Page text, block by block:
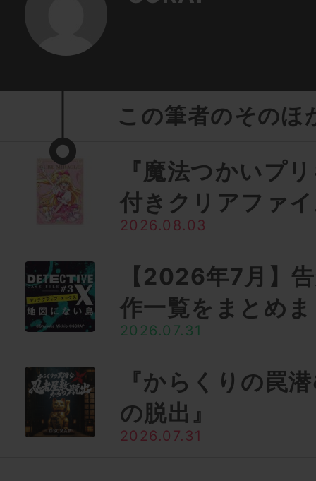
この筆者のそのほ
『魔法つかいプ
付きクリアファ
2026.08.03
【2026年7月】
作一覧をまとめ
2026.07.31
『からくりの罠
の脱出』
2026.07.31